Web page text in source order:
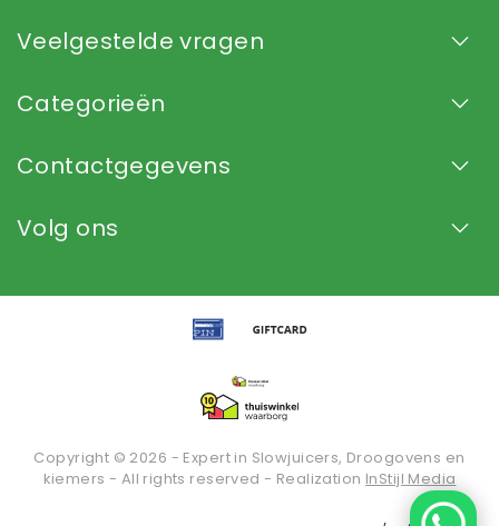
Veelgestelde vragen
Categorieën
Contactgegevens
Volg ons
Copyright © 2026 - Expert in Slowjuicers, Droogovens en
kiemers - All rights reserved - Realization InStijl Media